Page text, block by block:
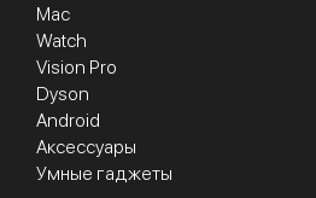
Mac
Watch
Vision Pro
Dyson
Android
Аксессуары
Умные гаджеты